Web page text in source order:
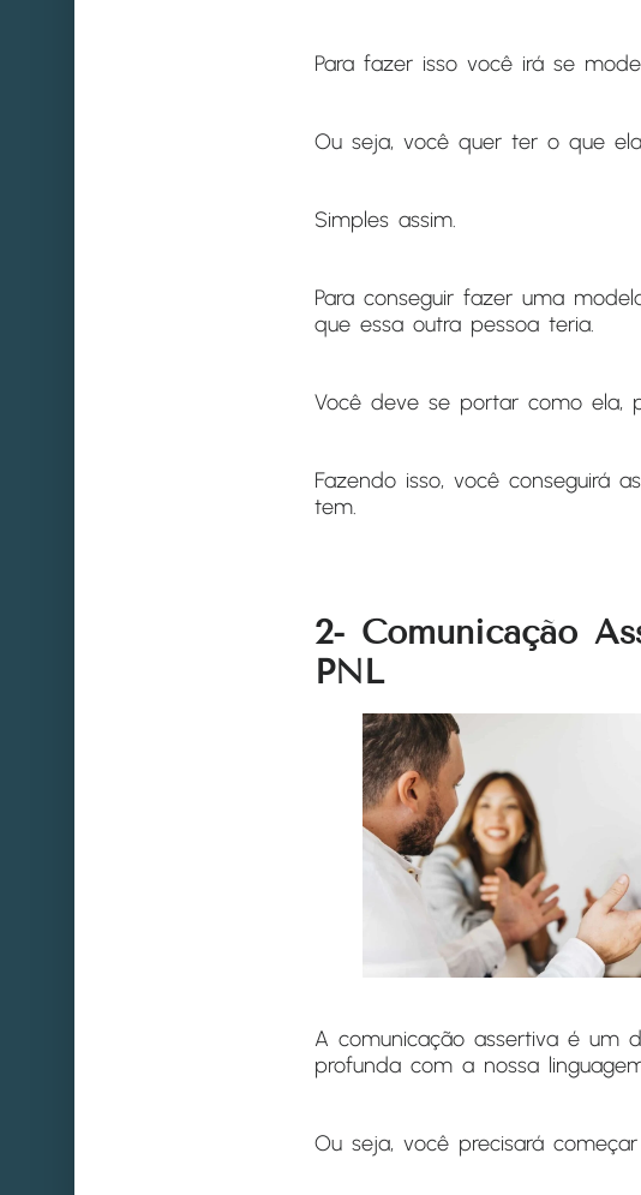
Para fazer isso você irá se
Ou seja, você quer ter o que
Simples assim.
Para conseguir fazer uma
que essa outra pessoa teria.
Você deve se portar como ela,
Fazendo isso, você conseguirá
tem.
2- Comunicação
PNL
A comunicação assertiva é um
profunda com a nossa
Ou seja, você precisará